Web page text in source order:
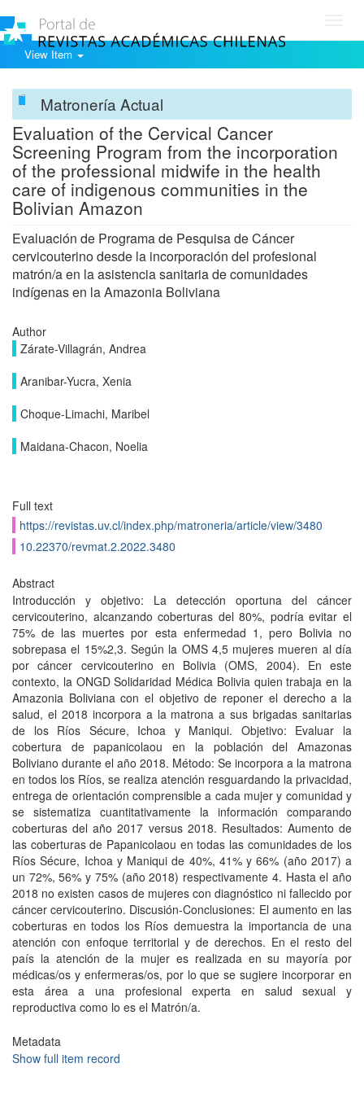
View Item
Matronería Actual
Evaluation of the Cervical Cancer
Screening Program from the incorporation
of the professional midwife in the health
care of indigenous communities in the
Bolivian Amazon
Evaluación de Programa de Pesquisa de Cáncer
cervicouterino desde la incorporación del profesional
matrón/a en la asistencia sanitaria de comunidades
indígenas en la Amazonia Boliviana
Author
Zárate-Villagrán, Andrea
Aranibar-Yucra, Xenia
Choque-Limachi, Maribel
Maidana-Chacon, Noelia
Full text
https://revistas.uv.cl/index.php/matroneria/article/view/3480
10.22370/revmat.2.2022.3480
Abstract
Introducción y objetivo: La detección oportuna del cáncer
cervicouterino, alcanzando coberturas del 80%, podría evitar el
75% de las muertes por esta enfermedad 1, pero Bolivia no
sobrepasa el 15%2,3. Según la OMS 4,5 mujeres mueren al día
por cáncer cervicouterino en Bolivia (OMS, 2004). En este
contexto, la ONGD Solidaridad Médica Bolivia quien trabaja en la
Amazonia Boliviana con el objetivo de reponer el derecho a la
salud, el 2018 incorpora a la matrona a sus brigadas sanitarias
de los Ríos Sécure, Ichoa y Maniqui. Objetivo: Evaluar la
cobertura de papanicolaou en la población del Amazonas
Boliviano durante el año 2018. Método: Se incorpora a la matrona
en todos los Ríos, se realiza atención resguardando la privacidad,
entrega de orientación comprensible a cada mujer y comunidad y
se sistematiza cuantitativamente la información comparando
coberturas del año 2017 versus 2018. Resultados: Aumento de
las coberturas de Papanicolaou en todas las comunidades de los
Ríos Sécure, Ichoa y Maniqui de 40%, 41% y 66% (año 2017) a
un 72%, 56% y 75% (año 2018) respectivamente 4. Hasta el año
2018 no existen casos de mujeres con diagnóstico ni fallecido por
cáncer cervicouterino. Discusión-Conclusiones: El aumento en las
coberturas en todos los Ríos demuestra la importancia de una
atención con enfoque territorial y de derechos. En el resto del
país la atención de la mujer es realizada en su mayoría por
médicas/os y enfermeras/os, por lo que se sugiere incorporar en
esta área a una profesional experta en salud sexual y
reproductiva como lo es el Matrón/a.
Metadata
Show full item record